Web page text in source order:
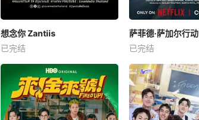
想念你 Zantiis
已完结
萨菲德·萨加尔行动
已完结